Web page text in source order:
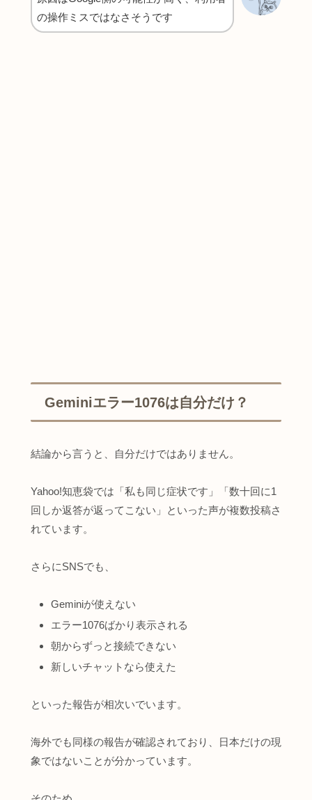
の操作ミスではなさそうです
Geminiエラー1076は自分だけ？
結論から言うと、自分だけではありません。
Yahoo!知恵袋では「私も同じ症状です」「数十回に1
回しか返答が返ってこない」といった声が複数投稿さ
れています。
さらにSNSでも、
Geminiが使えない
エラー1076ばかり表示される
朝からずっと接続できない
新しいチャットなら使えた
といった報告が相次いでいます。
海外でも同様の報告が確認されており、日本だけの現
象ではないことが分かっています。